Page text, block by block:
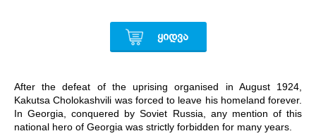
ᲧᲘᲓᲕᲐ
After the defeat of the uprising organised in August 1924,
Kakutsa Cholokashvili was forced to leave his homeland forever.
In Georgia, conquered by Soviet Russia, any mention of this
national hero of Georgia was strictly forbidden for many years.